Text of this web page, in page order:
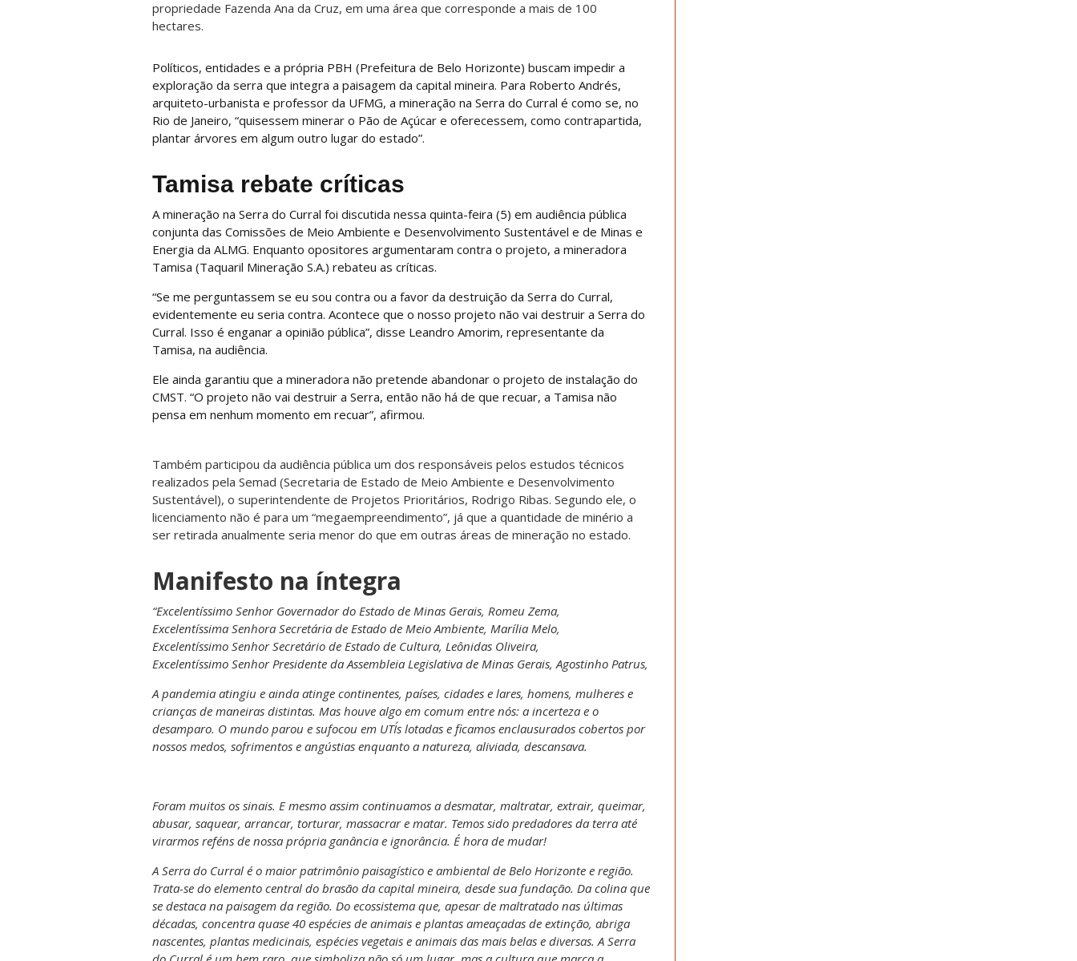
propriedade Fazenda Ana da Cruz, em uma área que corresponde a mais de 100
hectares.
Políticos, entidades e a própria PBH (Prefeitura de Belo Horizonte) buscam impedir a
exploração da serra que integra a paisagem da capital mineira. Para Roberto Andrés,
arquiteto-urbanista e professor da UFMG, a mineração na Serra do Curral é como se, no
Rio de Janeiro, “quisessem minerar o Pão de Açúcar e oferecessem, como contrapartida,
plantar árvores em algum outro lugar do estado”.
Tamisa rebate críticas
A mineração na Serra do Curral foi discutida nessa quinta-feira (5) em audiência pública
conjunta das Comissões de Meio Ambiente e Desenvolvimento Sustentável e de Minas e
Energia da ALMG. Enquanto opositores argumentaram contra o projeto, a mineradora
Tamisa (Taquaril Mineração S.A.) rebateu as críticas.
“Se me perguntassem se eu sou contra ou a favor da destruição da Serra do Curral,
evidentemente eu seria contra. Acontece que o nosso projeto não vai destruir a Serra do
Curral. Isso é enganar a opinião pública”, disse Leandro Amorim, representante da
Tamisa, na audiência.
Ele ainda garantiu que a mineradora não pretende abandonar o projeto de instalação do
CMST. “O projeto não vai destruir a Serra, então não há de que recuar, a Tamisa não
pensa em nenhum momento em recuar”, afirmou.
Também participou da audiência pública um dos responsáveis pelos estudos técnicos
realizados pela Semad (Secretaria de Estado de Meio Ambiente e Desenvolvimento
Sustentável), o superintendente de Projetos Prioritários, Rodrigo Ribas. Segundo ele, o
licenciamento não é para um “megaempreendimento”, já que a quantidade de minério a
ser retirada anualmente seria menor do que em outras áreas de mineração no estado.
Manifesto na íntegra
“Excelentíssimo Senhor Governador do Estado de Minas Gerais, Romeu Zema,
Excelentíssima Senhora Secretária de Estado de Meio Ambiente, Marília Melo,
Excelentíssimo Senhor Secretário de Estado de Cultura, Leônidas Oliveira,
Excelentíssimo Senhor Presidente da Assembleia Legislativa de Minas Gerais, Agostinho Patrus,
A pandemia atingiu e ainda atinge continentes, países, cidades e lares, homens, mulheres e
crianças de maneiras distintas. Mas houve algo em comum entre nós: a incerteza e o
desamparo. O mundo parou e sufocou em UTI´s lotadas e ficamos enclausurados cobertos por
nossos medos, sofrimentos e angústias enquanto a natureza, aliviada, descansava.
Foram muitos os sinais. E mesmo assim continuamos a desmatar, maltratar, extrair, queimar,
abusar, saquear, arrancar, torturar, massacrar e matar. Temos sido predadores da terra até
virarmos reféns de nossa própria ganância e ignorância. É hora de mudar!
A Serra do Curral é o maior patrimônio paisagístico e ambiental de Belo Horizonte e região.
Trata-se do elemento central do brasão da capital mineira, desde sua fundação. Da colina que
se destaca na paisagem da região. Do ecossistema que, apesar de maltratado nas últimas
décadas, concentra quase 40 espécies de animais e plantas ameaçadas de extinção, abriga
nascentes, plantas medicinais, espécies vegetais e animais das mais belas e diversas. A Serra